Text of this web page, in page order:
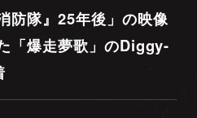
防隊』25年後」の映像
「爆走夢歌」のDiggy-